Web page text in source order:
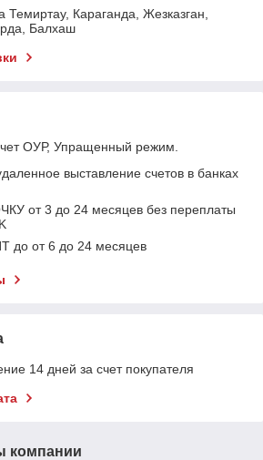
Темиртау, Караганда, Жезказган,
Балхаш
ОУР, Упращенный режим.
выставление счетов в банках
от 3 до 24 месяцев без переплаты
до от 6 до 24 месяцев
14 дней за счет покупателя
компании